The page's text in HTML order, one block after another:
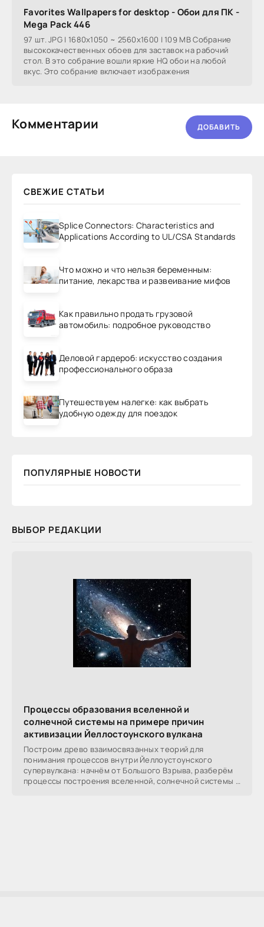
Favorites Wallpapers for desktop - Обои для ПК -
Mega Pack 446
97 шт. JPG | 1680x1050 ~ 2560x1600 | 109 MB Собрание
высококачественных обоев для заставок на рабочий
стол. В это собрание вошли яркие HQ обои на любой
вкус. Это собрание включает изображения
Комментарии ДОБАВИТЬ
СВЕЖИЕ СТАТЬИ
Splice Connectors: Characteristics and
Applications According to UL/CSA Standards
Что можно и что нельзя беременным:
питание, лекарства и развеивание мифов
Как правильно продать грузовой
автомобиль: подробное руководство
Деловой гардероб: искусство создания
профессионального образа
Путешествуем налегке: как выбрать
удобную одежду для поездок
ПОПУЛЯРНЫЕ НОВОСТИ
ВЫБОР РЕДАКЦИИ
Процессы образования вселенной и
солнечной системы на примере причин
активизации Йеллостоунского вулкана
Построим древо взаимосвязанных теорий для
понимания процессов внутри Йеллоустоунского
супервулкана: начнём от Большого Взрыва, разберём
процессы построения вселенной, солнечной системы в